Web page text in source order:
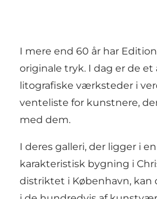
I mere end 60 år har
originale tryk. I dag er de et
litografiske værksteder i
venteliste for kunstnere,
med dem.
I deres galleri, der ligger i
karakteristisk bygning i
distriktet i København, kan